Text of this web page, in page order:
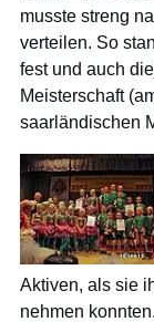
musste streng
verteilen. So
fest und auch
Meisterschaft
saarländischen
Aktiven, als sie
nehmen